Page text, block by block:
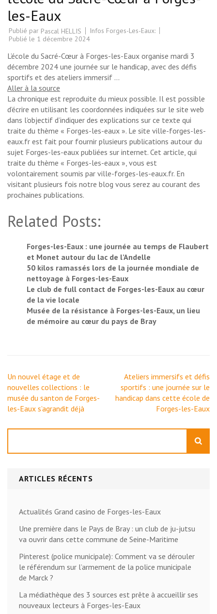
les-Eaux
Publié par Pascal HELLIS
Infos Forges-Les-Eaux:
Publié le 1 décembre 2024
L’école du Sacré-Cœur à Forges-les-Eaux organise mardi 3
décembre 2024 une journée sur le handicap, avec des défis
sportifs et des ateliers immersif …
Aller à la source
La chronique est reproduite du mieux possible. Il est possible
d’écrire en utilisant les coordonnées indiquées sur le site web
dans l’objectif d’indiquer des explications sur ce texte qui
traite du thème « Forges-les-eaux ». Le site ville-forges-les-
eaux.fr est fait pour fournir plusieurs publications autour du
sujet Forges-les-eaux publiées sur internet. Cet article, qui
traite du thème « Forges-les-eaux », vous est
volontairement soumis par ville-forges-les-eaux.fr. En
visitant plusieurs fois notre blog vous serez au courant des
prochaines publications.
Related Posts:
Forges-les-Eaux : une journée au temps de Flaubert
et Monet autour du lac de l’Andelle
50 kilos ramassés lors de la journée mondiale de
nettoyage à Forges-les-Eaux
Le club de full contact de Forges-les-Eaux au cœur
de la vie locale
Musée de la résistance à Forges-les-Eaux, un lieu
de mémoire au cœur du pays de Bray
Navigation
de
l’article
Un nouvel étage et de
nouvelles collections : le
musée du santon de Forges-
les-Eaux s’agrandit déjà
Ateliers immersifs et défis
sportifs : une journée sur le
handicap dans cette école de
Forges-les-Eaux
ARTICLES RÉCENTS
Actualités Grand casino de Forges-les-Eaux
Une première dans le Pays de Bray : un club de ju-jutsu
va ouvrir dans cette commune de Seine-Maritime
Pinterest (police municipale): Comment va se dérouler
le référendum sur l’armement de la police municipale
de Marck ?
La médiathèque des 3 sources est prête à accueillir ses
nouveaux lecteurs à Forges-les-Eaux